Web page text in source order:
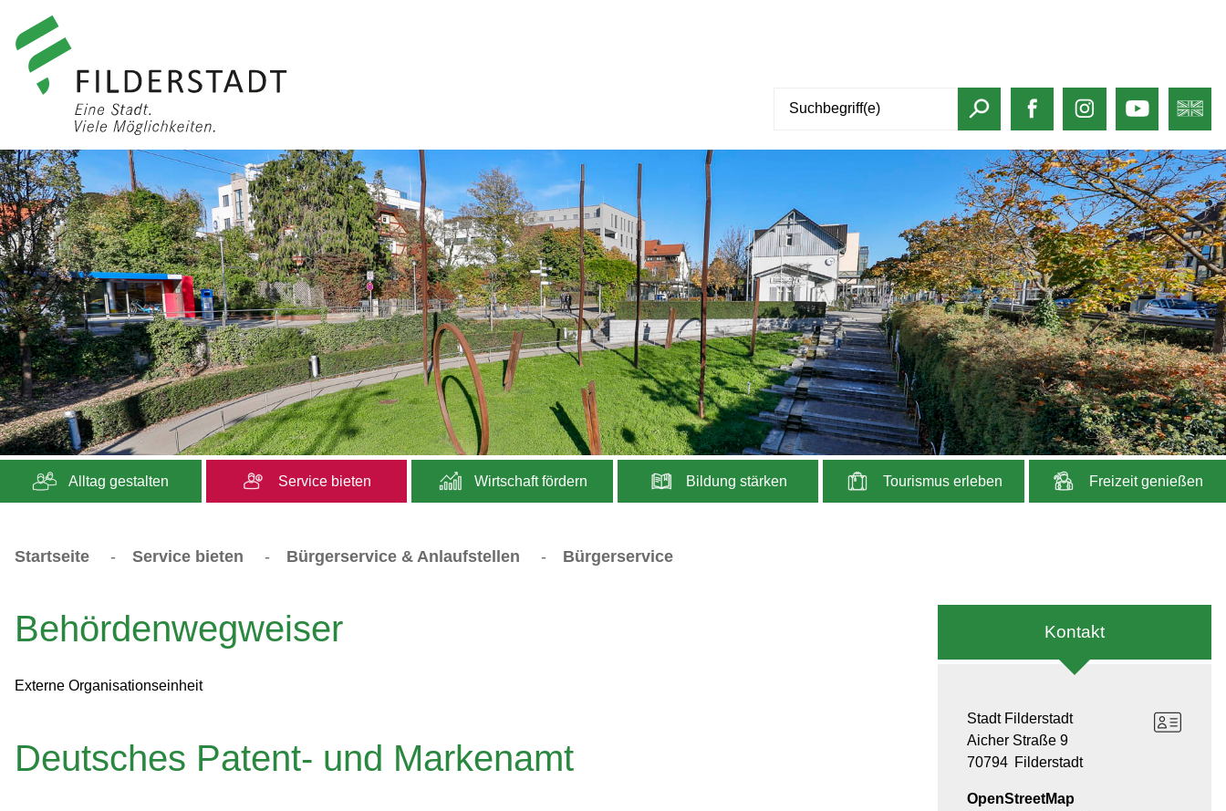
Alltag gestalten Service bieten Wirtschaft fördern Bildung stärken Tourismus erleben Freizeit genießen
Startseite - Service bieten - Bürgerservice & Anlaufstellen - Bürgerservice
Behördenwegweiser
Externe Organisationseinheit
Deutsches Patent- und Markenamt
Kontakt
Stadt Filderstadt
Aicher Straße 9
70794 Filderstadt
OpenStreetMap